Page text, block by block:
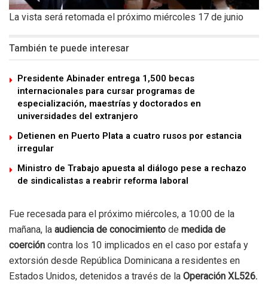
La vista será retomada el próximo miércoles 17 de junio
También te puede interesar
Presidente Abinader entrega 1,500 becas
internacionales para cursar programas de
especialización, maestrías y doctorados en
universidades del extranjero
Detienen en Puerto Plata a cuatro rusos por estancia
irregular
Ministro de Trabajo apuesta al diálogo pese a rechazo
de sindicalistas a reabrir reforma laboral
Fue recesada para el próximo miércoles, a 10:00 de la
mañana, la audiencia de conocimiento de medida de
coerción contra los 10 implicados en el caso por estafa y
extorsión desde República Dominicana a residentes en
Estados Unidos, detenidos a través de la Operación XL526.